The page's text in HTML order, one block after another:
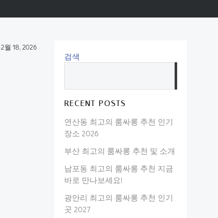
2월 18, 2026
검색
RECENT POSTS
연산동 최고의 룸싸롱 추천 인기
장소 2026
부산 최고의 룸싸롱 추천 및 소개
남포동 최고의 룸싸롱 추천 지금
바로 만나보세요!
광안리 최고의 룸싸롱 추천 인기
곳 2027